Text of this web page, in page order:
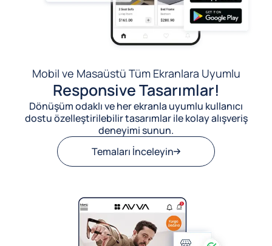
Mobil ve Masaüstü Tüm Ekranlara Uyumlu
Responsive Tasarımlar!
Dönüşüm odaklı ve her ekranla uyumlu kullanıcı
dostu özelleştirilebilir tasarımlar ile kolay alışveriş
deneyimi sunun.
Temaları İnceleyin